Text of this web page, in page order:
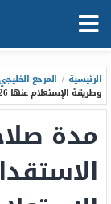
الرئيسية / المرجع
وطريقة الإستعلام عنها 2026
مدة